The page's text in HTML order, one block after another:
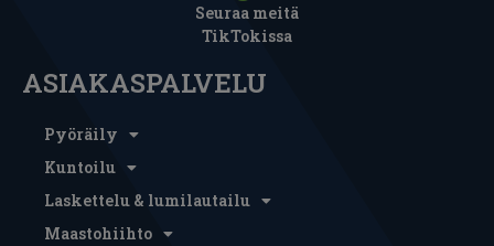
Seuraa meitä
TikTokissa
ASIAKASPALVELU
Pyöräily
Kuntoilu
Laskettelu & lumilautailu
Maastohiihto